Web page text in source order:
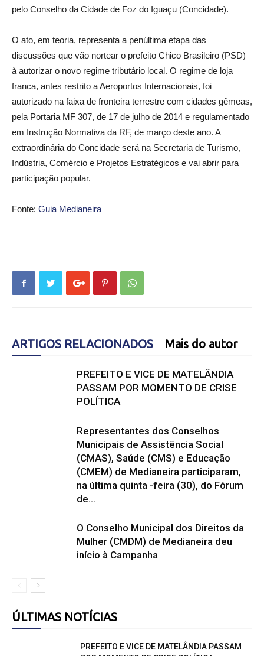
pelo Conselho da Cidade de Foz do Iguaçu (Concidade).
O ato, em teoria, representa a penúltima etapa das
discussões que vão nortear o prefeito Chico Brasileiro (PSD)
à autorizar o novo regime tributário local. O regime de loja
franca, antes restrito a Aeroportos Internacionais, foi
autorizado na faixa de fronteira terrestre com cidades gêmeas,
pela Portaria MF 307, de 17 de julho de 2014 e regulamentado
em Instrução Normativa da RF, de março deste ano. A
extraordinária do Concidade será na Secretaria de Turismo,
Indústria, Comércio e Projetos Estratégicos e vai abrir para
participação popular.
Fonte: Guia Medianeira
ARTIGOS RELACIONADOS Mais do autor
PREFEITO E VICE DE MATELÂNDIA
PASSAM POR MOMENTO DE CRISE
POLÍTICA
Representantes dos Conselhos
Municipais de Assistência Social
(CMAS), Saúde (CMS) e Educação
(CMEM) de Medianeira participaram,
na última quinta -feira (30), do Fórum
de...
O Conselho Municipal dos Direitos da
Mulher (CMDM) de Medianeira deu
início à Campanha
ÚLTIMAS NOTÍCIAS
PREFEITO E VICE DE MATELÂNDIA PASSAM